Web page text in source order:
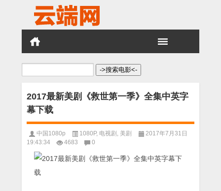
搜
2017最新美剧《救世第一季》全集中英字
幕下载
中国1080p 1080P, 电视剧 美剧
2017年7月31日
19:43:34
4683 0